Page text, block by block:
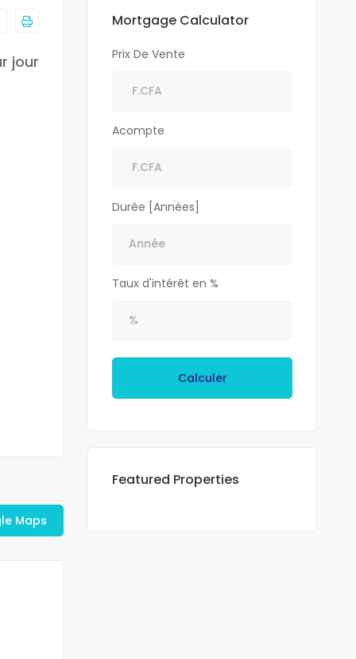
jour
Maps
Mortgage Calculator
Prix De Vente
Acompte
Durée [Années]
Taux d'intérêt en %
Calculer
Featured Properties